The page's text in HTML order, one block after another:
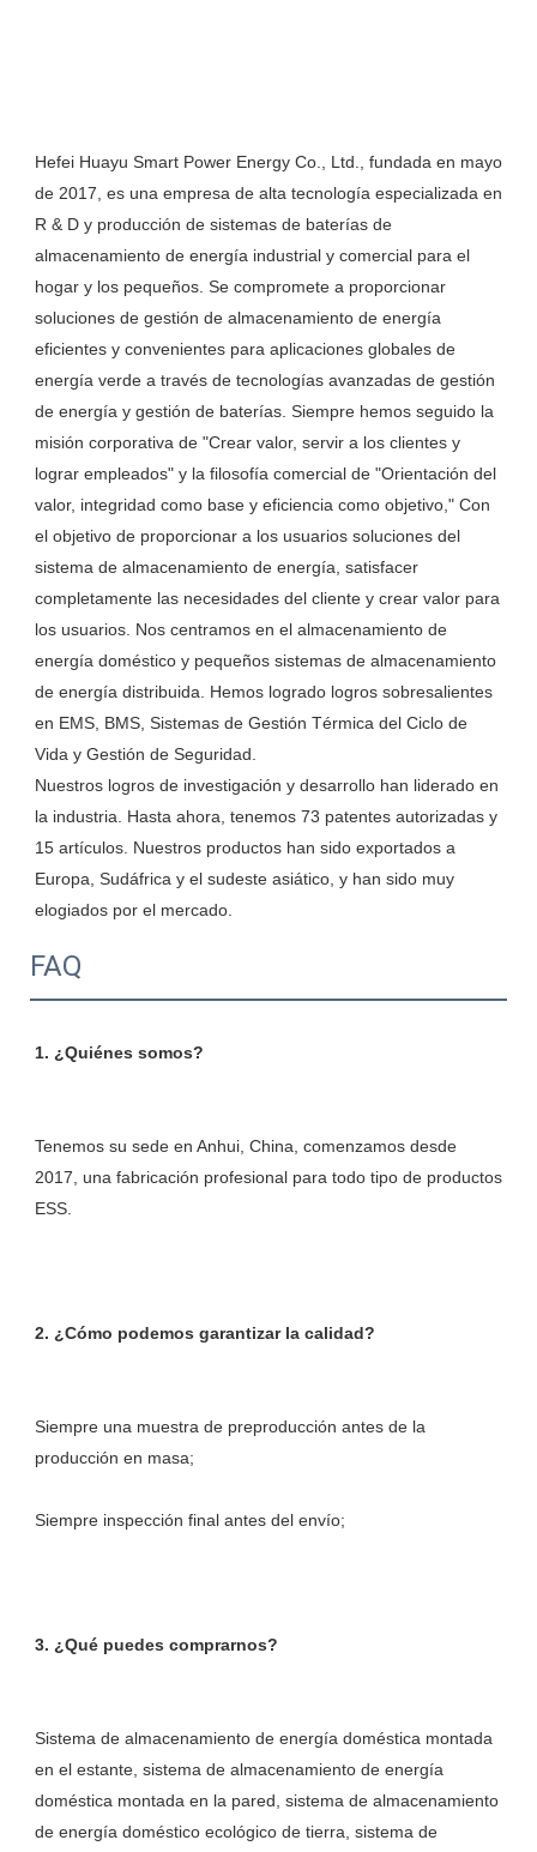
Hefei Huayu Smart Power Energy Co., Ltd., fundada en mayo
de 2017, es una empresa de alta tecnología especializada en
R & D y producción de sistemas de baterías de
almacenamiento de energía industrial y comercial para el
hogar y los pequeños. Se compromete a proporcionar
soluciones de gestión de almacenamiento de energía
eficientes y convenientes para aplicaciones globales de
energía verde a través de tecnologías avanzadas de gestión
de energía y gestión de baterías. Siempre hemos seguido la
misión corporativa de "Crear valor, servir a los clientes y
lograr empleados" y la filosofía comercial de "Orientación del
valor, integridad como base y eficiencia como objetivo," Con
el objetivo de proporcionar a los usuarios soluciones del
sistema de almacenamiento de energía, satisfacer
completamente las necesidades del cliente y crear valor para
los usuarios. Nos centramos en el almacenamiento de
energía doméstico y pequeños sistemas de almacenamiento
de energía distribuida. Hemos logrado logros sobresalientes
en EMS, BMS, Sistemas de Gestión Térmica del Ciclo de
Vida y Gestión de Seguridad.
Nuestros logros de investigación y desarrollo han liderado en
la industria. Hasta ahora, tenemos 73 patentes autorizadas y
15 artículos. Nuestros productos han sido exportados a
Europa, Sudáfrica y el sudeste asiático, y han sido muy
FAQ
Tenemos su sede en Anhui, China, comenzamos desde
2017, una fabricación profesional para todo tipo de productos
Siempre una muestra de preproducción antes de la
Sistema de almacenamiento de energía doméstica montada
en el estante, sistema de almacenamiento de energía
doméstica montada en la pared, sistema de almacenamiento
de energía doméstico ecológico de tierra, sistema de